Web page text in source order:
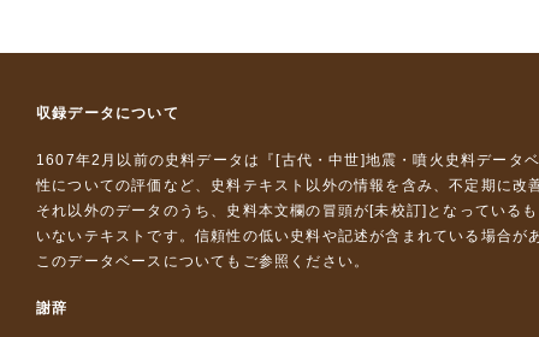
収録データについて
1607年2月以前の史料データは『 [古代・中世]地震・噴火史料データ
性についての評価など、史料テキスト以外の情報を含み、不定期に改
それ以外のデータのうち、史料本文欄の冒頭が[未校訂]となっている
いないテキストです。信頼性の低い史料や記述が含まれている場合が
このデータベースについて もご参照ください。
謝辞